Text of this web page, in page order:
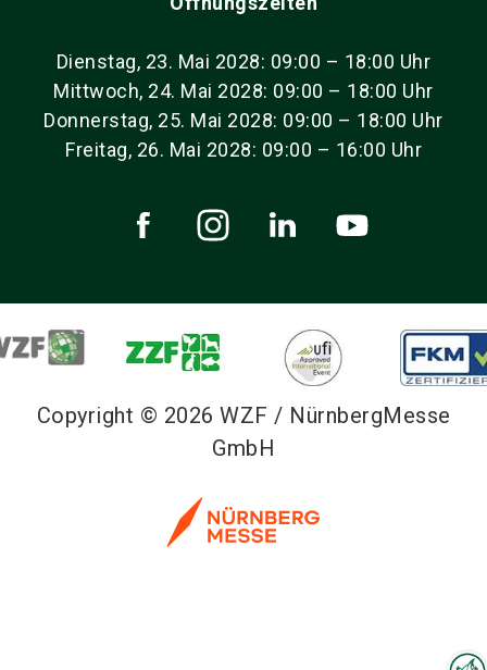
Dienstag, 23. Mai 2028: 09:00 – 18:00 Uhr
Mittwoch, 24. Mai 2028: 09:00 – 18:00 Uhr
Donnerstag, 25. Mai 2028: 09:00 – 18:00 Uhr
Freitag, 26. Mai 2028: 09:00 – 16:00 Uhr
Copyright © 2026 WZF / NürnbergMesse
GmbH